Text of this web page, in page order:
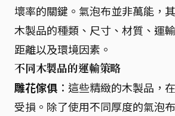
壞率的關鍵。氣泡布並非萬能，
木製品的種類、尺寸、材質、運
距離以及環境因素。
不同木製品的運輸策略
雕花傢俱 ：這些精緻的木製品，
受損。除了使用不同厚度的氣泡